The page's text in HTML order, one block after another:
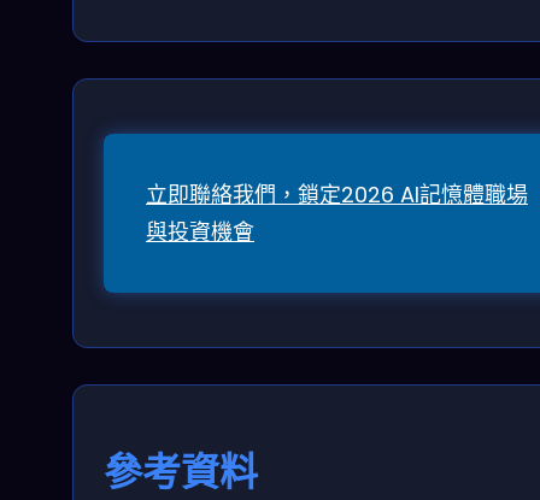
立即聯絡我們，鎖定2026 AI記憶體職場
與投資機會
參考資料